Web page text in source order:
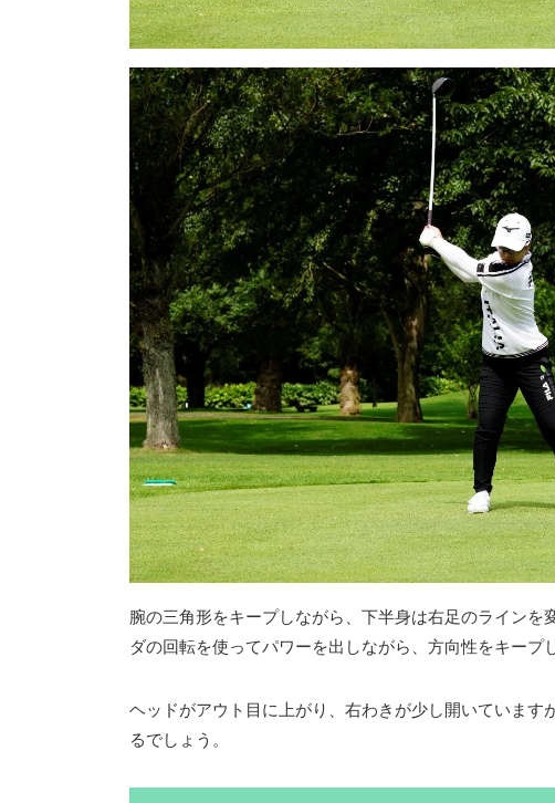
腕の三角形をキープしながら、下半身は右足のライン
ダの回転を使ってパワーを出しながら、方向性をキープ
ヘッドがアウト目に上がり、右わきが少し開いています
るでしょう。